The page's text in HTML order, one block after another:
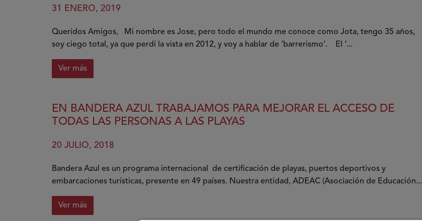
también
que
ver
comprensión
31 ENERO, 2019
Queridos Amigos, Mi nombre es Jose, pero todo el mundo me conoce como Jota, tengo 35 años,
soy ciego total, ya que perdí la vista en 2012, y voy a hablar de ‘barrerismo’. El ‘...
Ver más
sobre
EN BANDERA AZUL TRABAJAMOS PARA MEJORAR EL ACCESO DE
TODAS LAS PERSONAS A LAS PLAYAS
20 JULIO, 2018
Bandera Azul es un programa internacional de certificación de playas, puertos deportivos y
embarcaciones turísticas, presente en 49 países. Nuestra entidad, ADEAC (Asociación de Educación...
Ver más
sobre